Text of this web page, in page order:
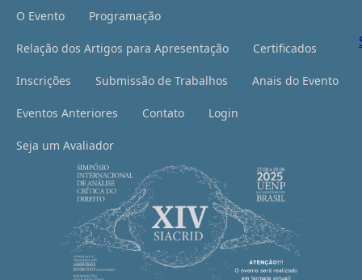
O Evento Programação
Relação dos Artigos para Apresentação Certificados
Inscrições Submissão de Trabalhos Anais do Evento
Eventos Anteriores Contato Login
Seja um Avaliador